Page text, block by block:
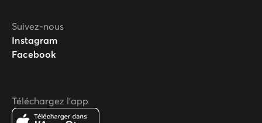
Suivez-nous
Instagram
Facebook
Téléchargez l'app